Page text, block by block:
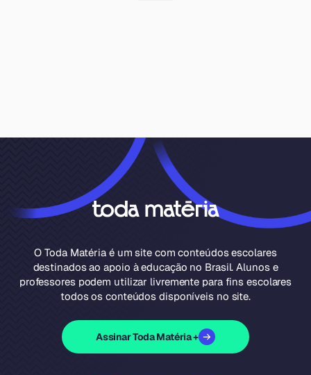
O Toda Matéria é um site com conteúdos escolares
destinados ao apoio à educação no Brasil. Alunos e
professores podem utilizar livremente para fins escolares
todos os conteúdos disponíveis no site.
Assinar Toda Matéria +